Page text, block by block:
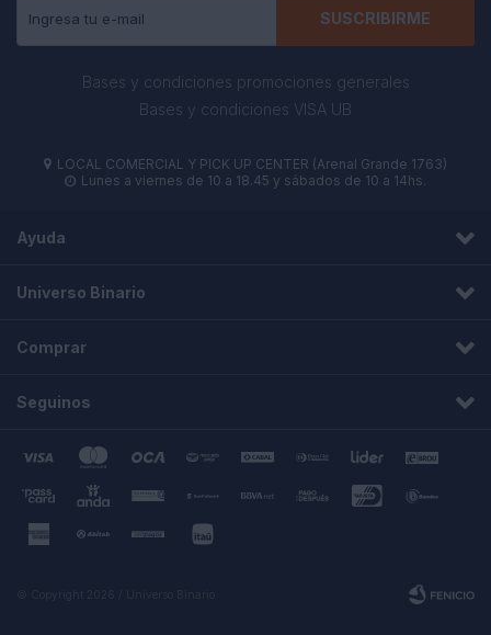
SUSCRIBIRME
Bases y condiciones promociones generales
Bases y condiciones VISA UB
 LOCAL COMERCIAL Y PICK UP CENTER (Arenal Grande 1763)
 Lunes a viernes de 10 a 18.45 y sábados de 10 a 14hs.
Ayuda
Universo Binario
Comprar
Seguinos